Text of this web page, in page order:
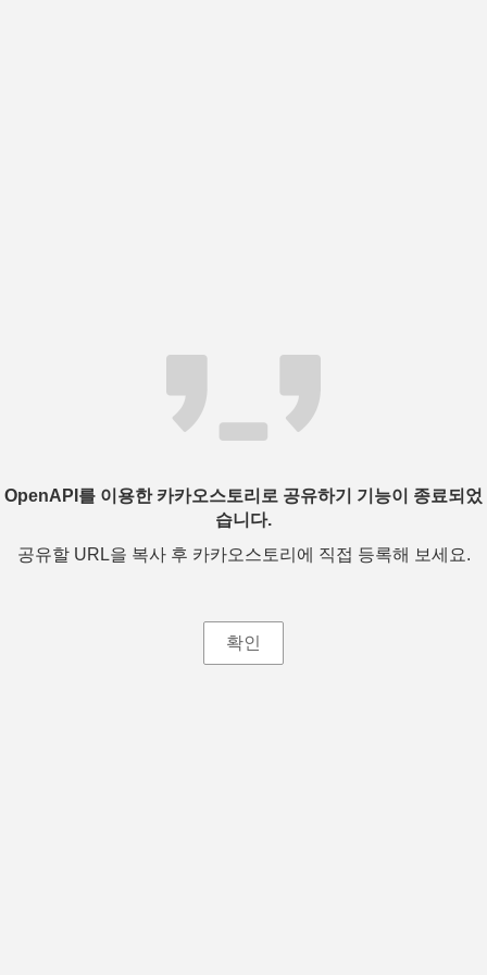
OpenAPI를 이용한 카카오스토리로 공유하기 기능이 종료되었
습니다.
공유할 URL을 복사 후 카카오스토리에 직접 등록해 보세요.
확인